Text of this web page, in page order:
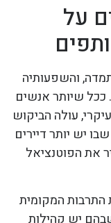
על
והשפעותיה
ככל שיותר אנשים
עולה הביקוש
יש יותר דיירים
את הפוטנציאל
המקומית